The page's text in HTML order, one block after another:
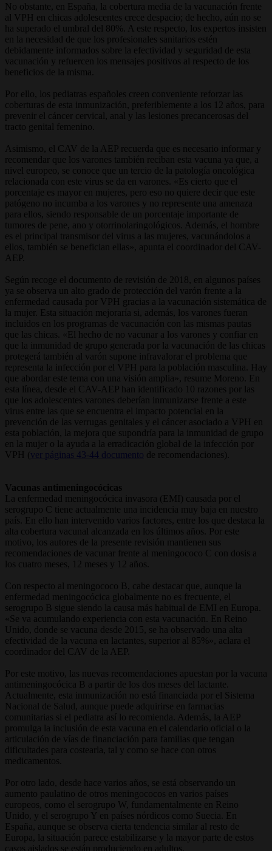
No obstante, en España, la cobertura media de la vacunación frente
al VPH en chicas adolescentes crece despacio; de hecho, aún no se
ha superado el umbral del 80%. A este respecto, los expertos insisten
en la necesidad de que los profesionales sanitarios estén
debidamente informados sobre la efectividad y seguridad de esta
vacunación y refuercen los mensajes positivos al respecto de los
beneficios de la misma.
Por ello, los pediatras españoles creen conveniente reforzar las
coberturas de esta inmunización, preferiblemente a los 12 años, para
prevenir el cáncer cervical, anal y las lesiones precancerosas del
tracto genital femenino.
Asimismo, el CAV de la AEP recuerda que es necesario informar y
recomendar que los varones también reciban esta vacuna ya que, a
nivel europeo, se conoce que un tercio de la patología oncológica
relacionada con este virus se da en varones. «Es cierto que el
porcentaje es mayor en mujeres, pero eso no quiere decir que este
patógeno no incumba a los varones y no represente una amenaza
para ellos, siendo responsable de un porcentaje importante de
tumores de pene, ano y otorrinolaringológicos. Además, el hombre
es el principal transmisor del virus a las mujeres, vacunándolos a
ellos, también se benefician ellas», apunta el coordinador del CAV-
AEP.
Según recoge el documento de revisión de 2018, en algunos países
ya se observa un alto grado de protección del varón frente a la
enfermedad causada por VPH gracias a la vacunación sistemática de
la mujer. Esta situación mejoraría si, además, los varones fueran
incluidos en los programas de vacunación con las mismas pautas
que las chicas. «El hecho de no vacunar a los varones y confiar en
que la inmunidad de grupo generada por la vacunación de las chicas
protegerá también al varón supone infravalorar el problema que
representa la infección por el VPH para la población masculina. Hay
que abordar este tema con una visión amplia», resume Moreno. En
esta línea, desde el CAV-AEP han identificado 10 razones por las
que los adolescentes varones deberían inmunizarse frente a este
virus entre las que se encuentra el impacto potencial en la
prevención de las verrugas genitales y el cáncer asociado a VPH en
esta población, la mejora que supondría para la inmunidad de grupo
en la mujer o la ayuda a la erradicación global de la infección por
VPH (ver páginas 43-44 documento de recomendaciones).
Vacunas antimeningocócicas
La enfermedad meningocócica invasora (EMI) causada por el
serogrupo C tiene actualmente una incidencia muy baja en nuestro
país. En ello han intervenido varios factores, entre los que destaca la
alta cobertura vacunal alcanzada en los últimos años. Por este
motivo, los autores de la presente revisión mantienen sus
recomendaciones de vacunar frente al meningococo C con dosis a
los cuatro meses, 12 meses y 12 años.
Con respecto al meningococo B, cabe destacar que, aunque la
enfermedad meningocócica globalmente no es frecuente, el
serogrupo B sigue siendo la causa más habitual de EMI en Europa.
«Se va acumulando experiencia con esta vacunación. En Reino
Unido, donde se vacuna desde 2015, se ha observado una alta
efectividad de la vacuna en lactantes, superior al 85%», aclara el
coordinador del CAV de la AEP.
Por este motivo, las nuevas recomendaciones apuestan por la vacuna
antimeningocócica B a partir de los dos meses del lactante.
Actualmente, esta inmunización no está financiada por el Sistema
Nacional de Salud, aunque puede adquirirse en farmacias
comunitarias si el pediatra así lo recomienda. Además, la AEP
promulga la inclusión de esta vacuna en el calendario oficial o la
articulación de vías de financiación para familias que tengan
dificultades para costearla, tal y como se hace con otros
medicamentos.
Por otro lado, desde hace varios años, se está observando un
aumento paulatino de otros meningococos en varios países
europeos, como el serogrupo W, fundamentalmente en Reino
Unido, y el serogrupo Y en países nórdicos como Suecia. En
España, aunque se observa cierta tendencia similar al resto de
Europa, la situación parece estabilizarse y la mayor parte de estos
casos aislados se están produciendo en adultos.